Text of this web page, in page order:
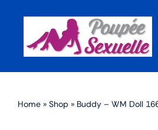
content
Par corps
Home » Shop » Buddy – WM Doll